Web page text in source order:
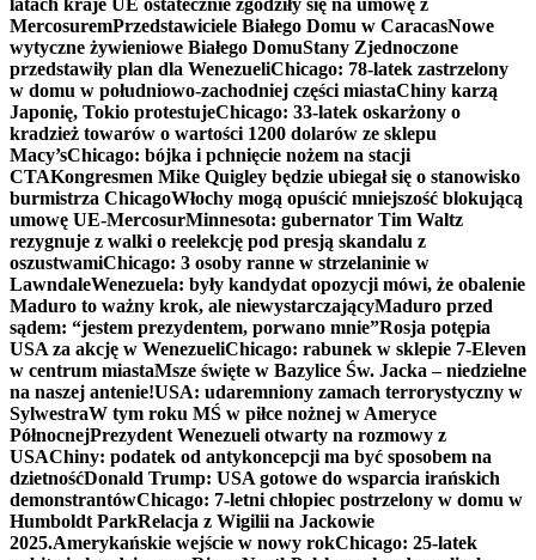
MercosuremPrzedstawiciele Białego Domu w CaracasNowe
wytyczne żywieniowe Białego DomuStany Zjednoczone
przedstawiły plan dla WenezueliChicago: 78-latek zastrzelony
w domu w południowo-zachodniej części miastaChiny karzą
Japonię, Tokio protestujeChicago: 33-latek oskarżony o
kradzież towarów o wartości 1200 dolarów ze sklepu
Macy’sChicago: bójka i pchnięcie nożem na stacji
CTAKongresmen Mike Quigley będzie ubiegał się o stanowisko
burmistrza ChicagoWłochy mogą opuścić mniejszość blokującą
umowę UE-MercosurMinnesota: gubernator Tim Waltz
rezygnuje z walki o reelekcję pod presją skandalu z
oszustwamiChicago: 3 osoby ranne w strzelaninie w
LawndaleWenezuela: były kandydat opozycji mówi, że obalenie
Maduro to ważny krok, ale niewystarczającyMaduro przed
sądem: “jestem prezydentem, porwano mnie”Rosja potępia
USA za akcję w WenezueliChicago: rabunek w sklepie 7-Eleven
w centrum miastaMsze święte w Bazylice Św. Jacka – niedzielne
na naszej antenie!USA: udaremniony zamach terrorystyczny w
SylwestraW tym roku MŚ w piłce nożnej w Ameryce
PółnocnejPrezydent Wenezueli otwarty na rozmowy z
USAChiny: podatek od antykoncepcji ma być sposobem na
dzietnośćDonald Trump: USA gotowe do wsparcia irańskich
demonstrantówChicago: 7-letni chłopiec postrzelony w domu w
Humboldt ParkRelacja z Wigilii na Jackowie
2025.Amerykańskie wejście w nowy rokChicago: 25-latek